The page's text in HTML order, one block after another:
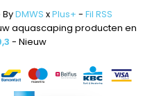
DMWS xPlus+ - Fil RSS
aquascaping producten en
- Nieuw